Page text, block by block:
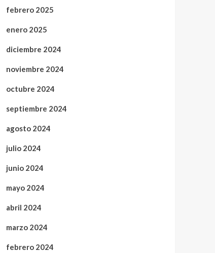
febrero 2025
enero 2025
diciembre 2024
noviembre 2024
octubre 2024
septiembre 2024
agosto 2024
julio 2024
junio 2024
mayo 2024
abril 2024
marzo 2024
febrero 2024